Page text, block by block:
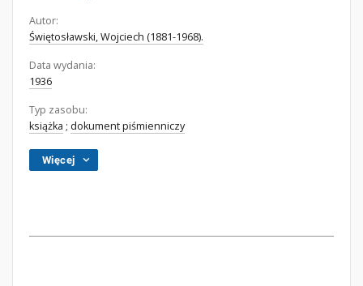
Autor:
Świętosławski, Wojciech (1881-1968).
Data wydania:
1936
Typ zasobu:
książka ; dokument piśmienniczy
Więcej